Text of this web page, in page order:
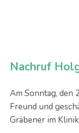
Nachruf
Am Sonntag, den
Freund und
Gräbener im